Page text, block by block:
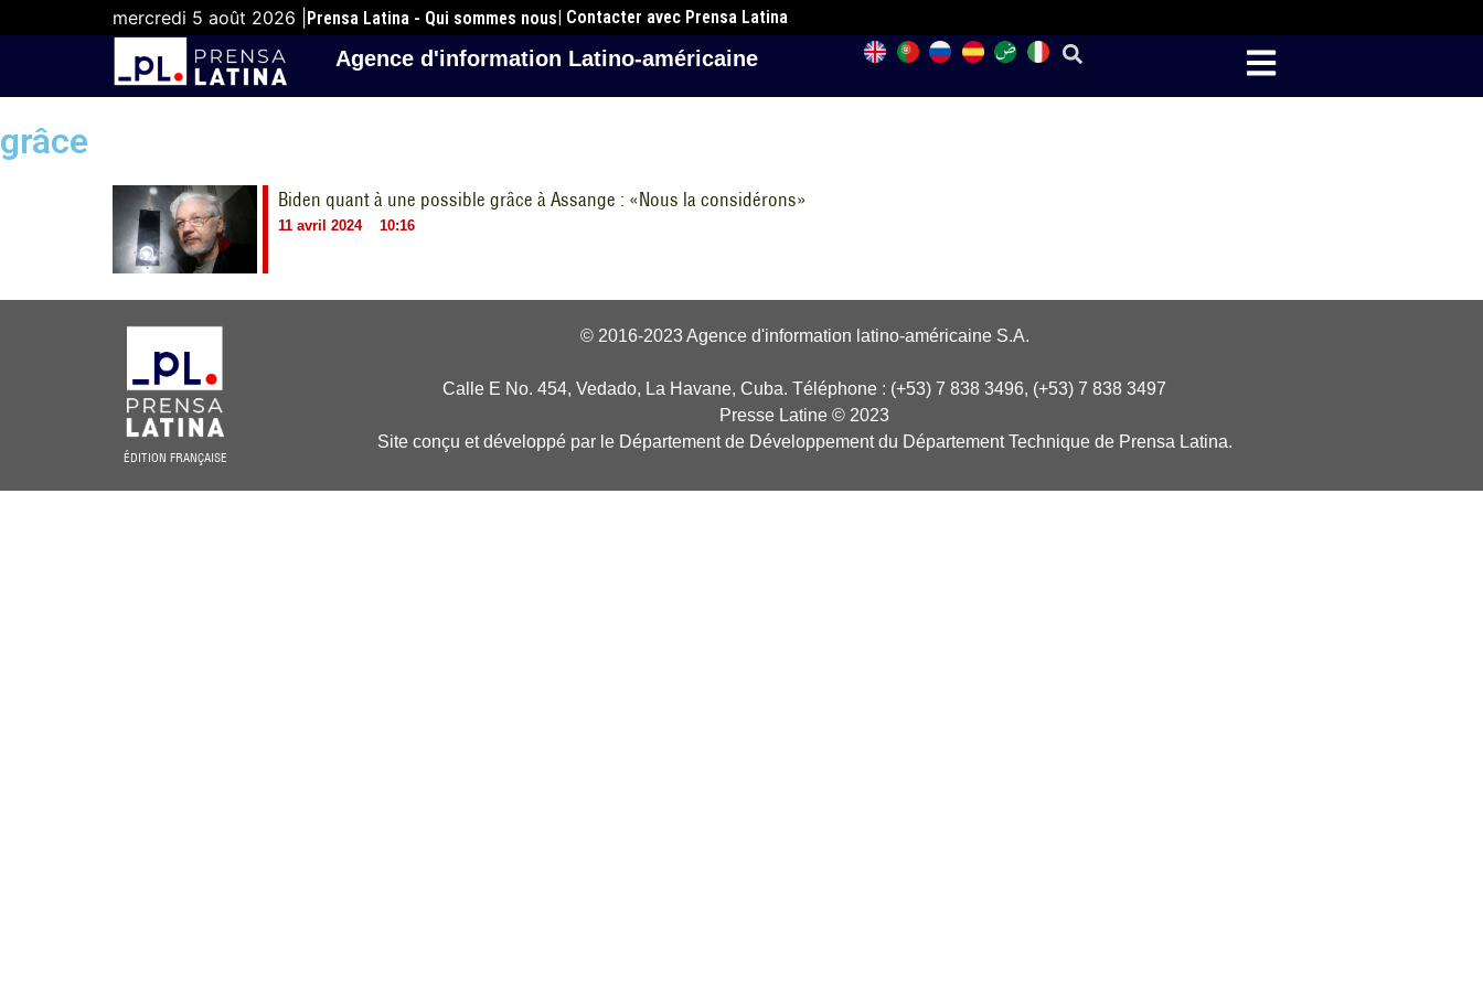
mercredi 5 août 2026 | Prensa Latina - Qui sommes nous| Contacter avec Prensa Latina
Agence d'information Latino-américaine
grâce
Biden quant à une possible grâce à Assange : «Nous la considérons»
11 avril 2024 10:16
ÉDITION FRANÇAISE
© 2016-2023 Agence d'information latino-américaine S.A.
Calle E No. 454, Vedado, La Havane, Cuba. Téléphone : (+53) 7 838 3496, (+53) 7 838 3497
Presse Latine © 2023
Site conçu et développé par le Département de Développement du Département Technique de Prensa Latina.